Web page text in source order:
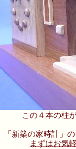
この４本の柱
「新築の家時計」
まずはお気